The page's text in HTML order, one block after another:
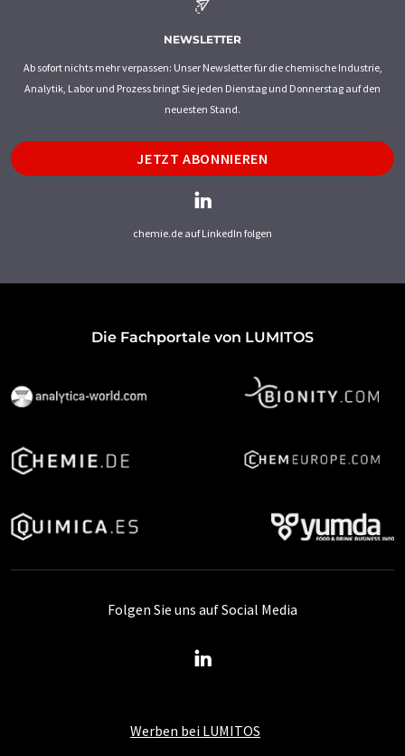
NEWSLETTER
Ab sofort nichts mehr verpassen: Unser Newsletter für die chemische Industrie,
Analytik, Labor und Prozess bringt Sie jeden Dienstag und Donnerstag auf den
neuesten Stand.
JETZT ABONNIEREN
chemie.de auf LinkedIn folgen
Die Fachportale von LUMITOS
Werben bei LUMITOS
Folgen Sie uns auf Social Media